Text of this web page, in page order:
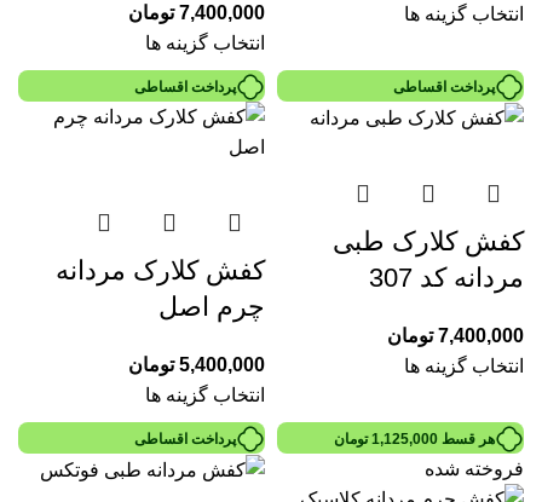
انتخاب گزینه ها
7,400,000 تومان
انتخاب گزینه ها
پرداخت اقساطی
کفش کلارک طبی
مردانه کد 307
7,400,000 تومان
انتخاب گزینه ها
پرداخت اقساطی
کفش کلارک مردانه
چرم اصل
5,400,000 تومان
انتخاب گزینه ها
هر قسط 1,125,000 تومان
فروخته شده
پرداخت اقساطی